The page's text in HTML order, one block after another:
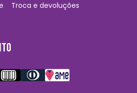
Troca e devoluções